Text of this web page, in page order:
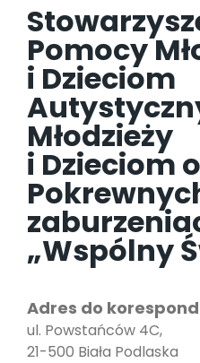
Pomocy
i Dzieciom
Młodzieży
i Dzieciom o
„Wspólny
Adres do
ul. Powstańców 4C,
21-500 Biała Podlaska